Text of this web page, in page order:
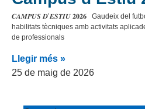
𝑪𝑨𝑴𝑷𝑼𝑺 𝑫’𝑬𝑺𝑻𝑰𝑼 𝟐𝟎𝟐𝟔 Gaudeix del
habilitats tècniques amb activitats
de professionals
Llegir més »
25 de maig de 2026